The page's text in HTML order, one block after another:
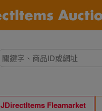
JDirectItems Fleamarket